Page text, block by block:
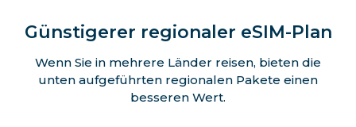
Günstigerer regionaler eSIM-Plan
Wenn Sie in mehrere Länder reisen, bieten die
unten aufgeführten regionalen Pakete einen
besseren Wert.